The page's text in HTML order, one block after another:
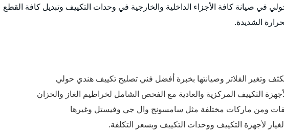
في صيانة كافة الأجزاء الداخلية والخارجية في وحدات التكييف وتبديل كافة القطع
الشديدة.
وتغير الفلاتر وصيانتها بخبرة أفضل فني تصليح تكييف هندي حولي
التكييف المركزية والعادية مع الفحص الشامل لخراطيم الغاز والخزان
ومن ماركات مختلفة مثل سامسونج وال جي وفيستل وغيرها
لأجهزة التكييف ووحدات التكييف وبسعر التكلفة.